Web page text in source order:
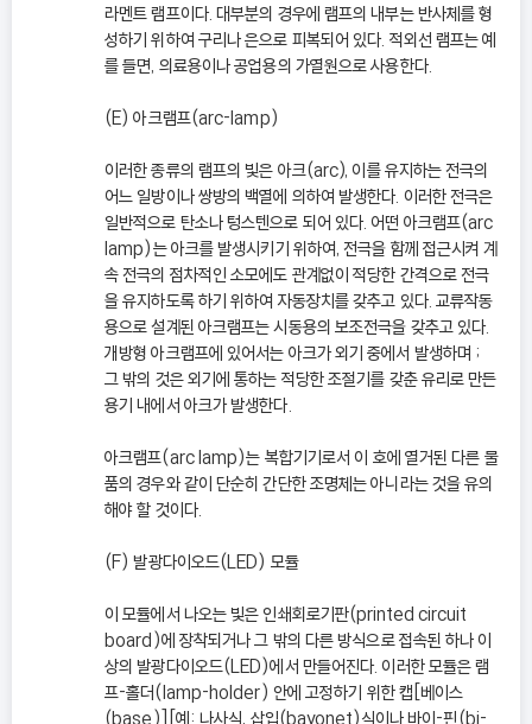
라멘트 램프이다. 대부분의 경우에 램프의 내부는 반사체를 형
성하기 위하여 구리나 은으로 피복되어 있다. 적외선 램프는 예
를 들면, 의료용이나 공업용의 가열원으로 사용한다.
(E) 아크램프(arc-lamp)
이러한 종류의 램프의 빛은 아크(arc), 이를 유지하는 전극의
어느 일방이나 쌍방의 백열에 의하여 발생한다. 이러한 전극은
일반적으로 탄소나 텅스텐으로 되어 있다. 어떤 아크램프(arc
lamp)는 아크를 발생시키기 위하여, 전극을 함께 접근시켜 계
속 전극의 점차적인 소모에도 관계없이 적당한 간격으로 전극
을 유지하도록 하기 위하여 자동장치를 갖추고 있다. 교류작동
용으로 설계된 아크램프는 시동용의 보조전극을 갖추고 있다.
개방형 아크램프에 있어서는 아크가 외기 중에서 발생하며 ;
그 밖의 것은 외기에 통하는 적당한 조절기를 갖춘 유리로 만든
용기 내에서 아크가 발생한다.
아크램프(arc lamp)는 복합기기로서 이 호에 열거된 다른 물
품의 경우와 같이 단순히 간단한 조명체는 아니라는 것을 유의
해야 할 것이다.
(F) 발광다이오드(LED) 모듈
이 모듈에서 나오는 빛은 인쇄회로기판(printed circuit
board)에 장착되거나 그 밖의 다른 방식으로 접속된 하나 이
상의 발광다이오드(LED)에서 만들어진다. 이러한 모듈은 램
프-홀더(lamp-holder) 안에 고정하기 위한 캡[베이스
(base)][예: 나사식, 삽입(bayonet)식이나 바이-핀(bi-